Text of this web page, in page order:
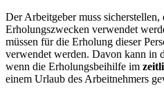
Der Arbeitgeber muss
Erholungszwecken verwendet
müssen für die Erholung dieser
verwendet werden. Davon kann in
wenn die Erholungsbeihilfe im
einem Urlaub des Arbeitnehmers